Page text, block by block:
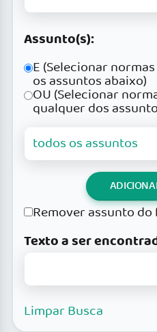
Assunto(s):
E (Selecionar
os assuntos abaixo)
OU (Selecionar
qualquer dos
Remover assunto
Texto a ser
Limpar Busca